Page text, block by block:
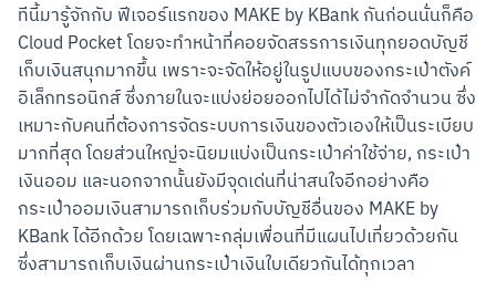
ทีนี้มารู้จักกับ ฟีเจอร์แรกของ MAKE by KBank กันก่อนนั่นก็คือ
Cloud Pocket โดยจะทำหน้าที่คอยจัดสรรการเงินทุกยอดบัญชี
เก็บเงินสนุกมากขึ้น เพราะจะจัดให้อยู่ในรูปแบบของกระเป๋าตังค์
อิเล็กทรอนิกส์ ซึ่งภายในจะแบ่งย่อยออกไปได้ไม่จำกัดจำนวน ซึ่ง
เหมาะกับคนที่ต้องการจัดระบบการเงินของตัวเองให้เป็นระเบียบ
มากที่สุด โดยส่วนใหญ่จะนิยมแบ่งเป็นกระเป๋าค่าใช้จ่าย, กระเป๋า
เงินออม และนอกจากนั้นยังมีจุดเด่นที่น่าสนใจอีกอย่างคือ
กระเป๋าออมเงินสามารถเก็บร่วมกับบัญชีอื่นของ MAKE by
KBank ได้อีกด้วย โดยเฉพาะกลุ่มเพื่อนที่มีแผนไปเที่ยวด้วยกัน
ซึ่งสามารถเก็บเงินผ่านกระเป๋าเงินใบเดียวกันได้ทุกเวลา